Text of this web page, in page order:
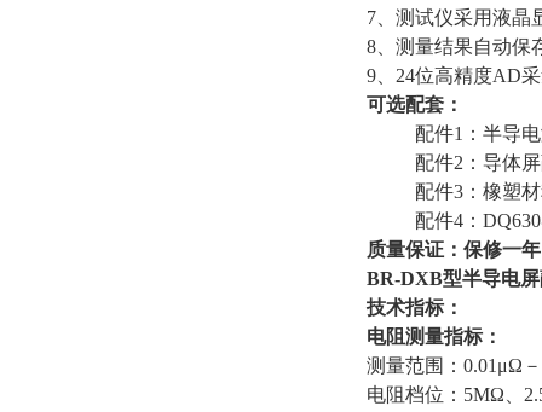
7、测试仪采用液晶
8、测量结果自动保
9、24位高精度AD
可选配套：
配件1：半导电测
配件2：导体屏蔽
配件3：橡塑材
配件4：DQ630
质量保证：保修一
BR-DXB型半导电
技术指标：
电阻测量指标：
测量范围：0.01μΩ
电阻档位：5MΩ、